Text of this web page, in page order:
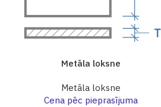
Metāla loksne
Metāla loksne
Cena pēc pieprasījuma